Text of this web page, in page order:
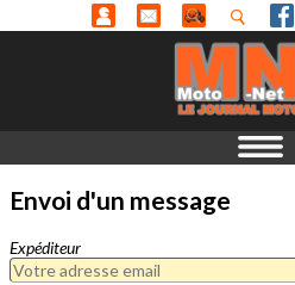
Envoi d'un message
Expéditeur